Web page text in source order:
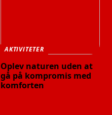
AKTIVITETER
Oplev naturen uden at
gå på kompromis med
komforten